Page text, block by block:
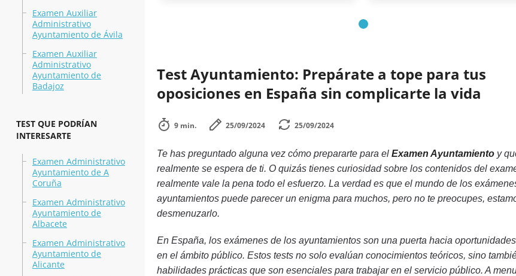
Examen Auxiliar
Administrativo
Ayuntamiento de Ávila
Examen Auxiliar
Administrativo
Ayuntamiento de
Badajoz
TEST QUE PODRÍAN
INTERESARTE
Examen Administrativo
Ayuntamiento de A
Coruña
Examen Administrativo
Ayuntamiento de
Albacete
Examen Administrativo
Ayuntamiento de
Alicante
Test Ayuntamiento: Prepárate a tope para tus
oposiciones en España sin complicarte la vida
9 min. 25/09/2024 25/09/2024
Te has preguntado alguna vez cómo prepararte para el Examen Ayuntamientoy
realmente se espera de ti. O quizás tienes curiosidad sobre los contenidos del
realmente vale la pena todo el esfuerzo. La verdad es que el mundo de los
ayuntamientos puede parecer un enigma para muchos, pero no te preocupes,
desmenuzarlo.
En España, los exámenes de los ayuntamientos son una puerta hacia
en el ámbito público. Estos tests no solo evalúan conocimientos teóricos, sino
habilidades prácticas que son esenciales para trabajar en el servicio público. A